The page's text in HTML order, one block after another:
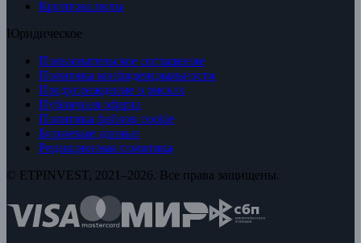
Криптовалюты
Юридическое
Пользовательское соглашение
Политика конфиденциальности
Предупреждение о рисках
Публичная оферта
Политика файлов cookie
Биржевые данные
Редакционная политика
© ETPINVEST, 2021–2026. Все права защищены.